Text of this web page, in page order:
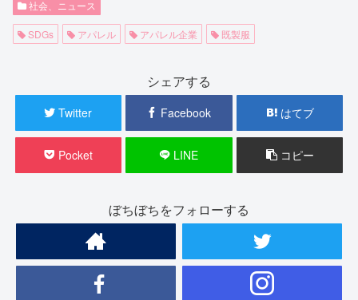
社会、ニュース
SDGs アパレル アパレル企業 既製服
シェアする
Twitter Facebook はてブ
Pocket LINE コピー
ぼちぼちをフォローする